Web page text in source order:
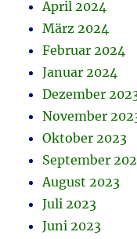
April 2024
März 2024
Februar 2024
Januar 2024
Dezember
November
Oktober 2023
September
August 2023
Juli 2023
Juni 2023